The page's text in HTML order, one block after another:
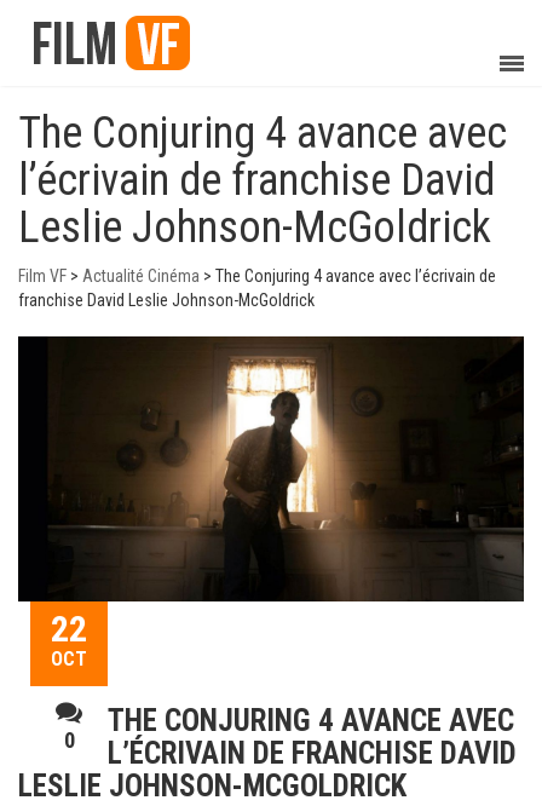
The Conjuring 4 avance avec
l’écrivain de franchise David
Leslie Johnson-McGoldrick
Film VF > Actualité Cinéma > The Conjuring 4 avance avec l’écrivain de
franchise David Leslie Johnson-McGoldrick
22
OCT
0
THE CONJURING 4 AVANCE AVEC
L’ÉCRIVAIN DE FRANCHISE DAVID
LESLIE JOHNSON-MCGOLDRICK